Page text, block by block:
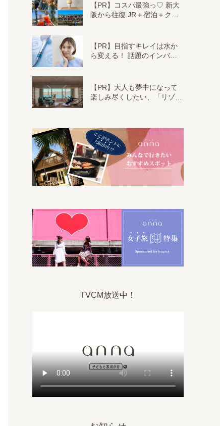
【PR】コスパ最強っ♡ 新大
阪から往復 JR＋宿泊＋ク…
【PR】目指すキレイは水か
ら変える！ 話題のインバ…
【PR】大人も夢中になって
楽しみ尽くしたい、「リゾ…
TVCM放送中！